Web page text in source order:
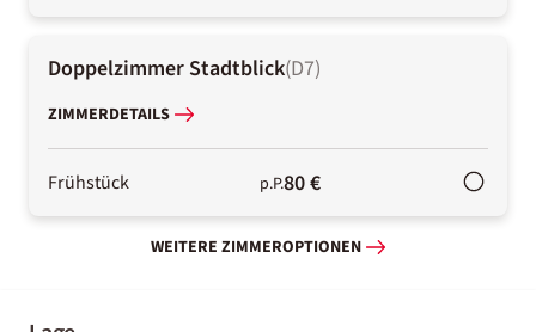
Doppelzimmer Stadtblick(D7)
ZIMMERDETAILS
Frühstück p.P.80 €
WEITERE ZIMMEROPTIONEN